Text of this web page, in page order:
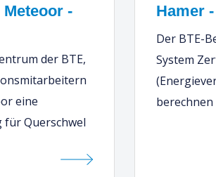
-
der BTE,
eine
für Querschwel
Hamer
Der BTE-
System
berechnen